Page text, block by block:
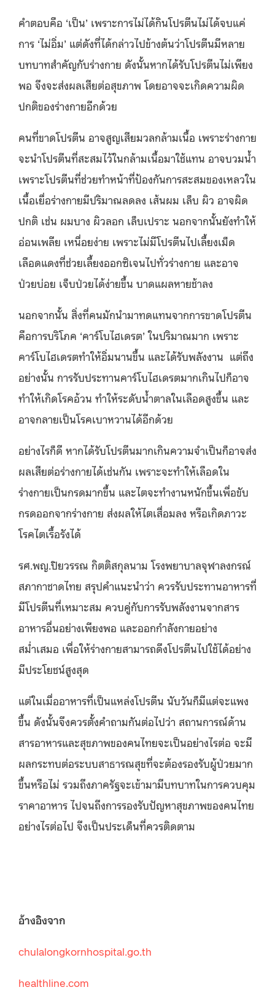
คำตอบคือ ‘เป็น’ เพราะการไม่ได้กินโปรตีนไม่ได้จบแค่
การ ‘ไม่อิ่ม’ แต่ดังที่ได้กล่าวไปข้างต้นว่าโปรตีนมีหลาย
บทบาทสำคัญกับร่างกาย ดังนั้นหากได้รับโปรตีนไม่เพียง
พอ จึงจะส่งผลเสียต่อสุขภาพ โดยอาจจะเกิดความผิด
ปกติของร่างกายอีกด้วย
คนที่ขาดโปรตีน อาจสูญเสียมวลกล้ามเนื้อ เพราะร่างกาย
จะนำโปรตีนที่สะสมไว้ในกล้ามเนื้อมาใช้แทน อาจบวมน้ำ
เพราะโปรตีนที่ช่วยทำหน้าที่ป้องกันการสะสมของเหลวใน
เนื้อเยื่อร่างกายมีปริมาณลดลง เส้นผม เล็บ ผิว อาจผิด
ปกติ เช่น ผมบาง ผิวลอก เล็บเปราะ นอกจากนั้นยังทำให้
อ่อนเพลีย เหนื่อยง่าย เพราะไม่มีโปรตีนไปเลี้ยงเม็ด
เลือดแดงที่ช่วยเลี้ยงออกซิเจนไปทั่วร่างกาย และอาจ
ป่วยบ่อย เจ็บป่วยได้ง่ายขึ้น บาดแผลหายช้าลง
นอกจากนั้น สิ่งที่คนมักนำมาทดแทนจากการขาดโปรตีน
คือการบริโภค ‘คาร์โบไฮเดรต’ ในปริมาณมาก เพราะ
คาร์โบไฮเดรตทำให้อิ่มนานขึ้น และได้รับพลังงาน แต่ถึง
อย่างนั้น การรับประทานคาร์โบไฮเดรตมากเกินไปก็อาจ
ทำให้เกิดโรคอ้วน ทำให้ระดับน้ำตาลในเลือดสูงขึ้น และ
อาจกลายเป็นโรคเบาหวานได้อีกด้วย
อย่างไรก็ดี หากได้รับโปรตีนมากเกินความจำเป็นก็อาจส่ง
ผลเสียต่อร่างกายได้เช่นกัน เพราะจะทำให้เลือดใน
ร่างกายเป็นกรดมากขึ้น และไตจะทำงานหนักขึ้นเพื่อขับ
กรดออกจากร่างกาย ส่งผลให้ไตเสื่อมลง หรือเกิดภาวะ
โรคไตเรื้อรังได้
รศ.พญ.ปิยวรรณ กิตติสกุลนาม โรงพยาบาลจุฬาลงกรณ์
สภากาชาดไทย สรุปคำแนะนำว่า ควรรับประทานอาหารที่
มีโปรตีนที่เหมาะสม ควบคู่กับการรับพลังงานจากสาร
อาหารอื่นอย่างเพียงพอ และออกกำลังกายอย่าง
สม่ำเสมอ เพื่อให้ร่างกายสามารถดึงโปรตีนไปใช้ได้อย่าง
มีประโยชน์สูงสุด
แต่ในเมื่ออาหารที่เป็นแหล่งโปรตีน นับวันก็มีแต่จะแพง
ขึ้น ดังนั้นจึงควรตั้งคำถามกันต่อไปว่า สถานการณ์ด้าน
สารอาหารและสุขภาพของคนไทยจะเป็นอย่างไรต่อ จะมี
ผลกระทบต่อระบบสาธารณสุขที่จะต้องรองรับผู้ป่วยมาก
ขึ้นหรือไม่ รวมถึงภาครัฐจะเข้ามามีบทบาทในการควบคุม
ราคาอาหาร ไปจนถึงการรองรับปัญหาสุขภาพของคนไทย
อย่างไรต่อไป จึงเป็นประเด็นที่ควรติดตาม
อ้างอิงจาก
chulalongkornhospital.go.th
healthline.com